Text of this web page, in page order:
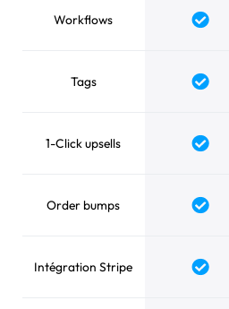
Workflows
Tags
1-Click upsells
Order bumps
Intégration Stripe